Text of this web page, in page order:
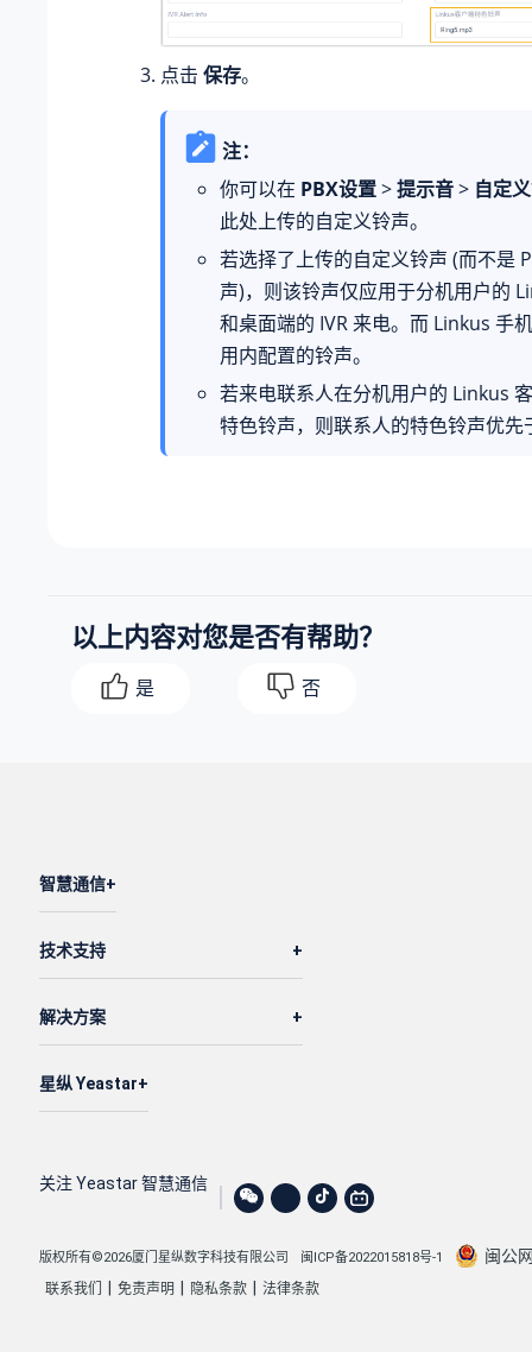
点击 保存。
注：
你可以在 PBX设置>提示音> 自定
此处上传的自定义铃声。
若选择了上传的自定义铃声 (而不是
声)，则该铃声仅应用于分机用户的
和桌面端的 IVR 来电。而 Linkus 手
用内配置的铃声。
若来电联系人在分机用户的 Linkus
特色铃声，则联系人的特色铃声优先
以上内容对您是否有帮助？
是 否
智慧通信
技术支持
解决方案
星纵 Yeastar
关注 Yeastar 智慧通信
版权所有©2026厦门星纵数字科技有限公司 闽ICP备2022015818号-1 闽公
联系我们 免责声明 隐私条款 法律条款